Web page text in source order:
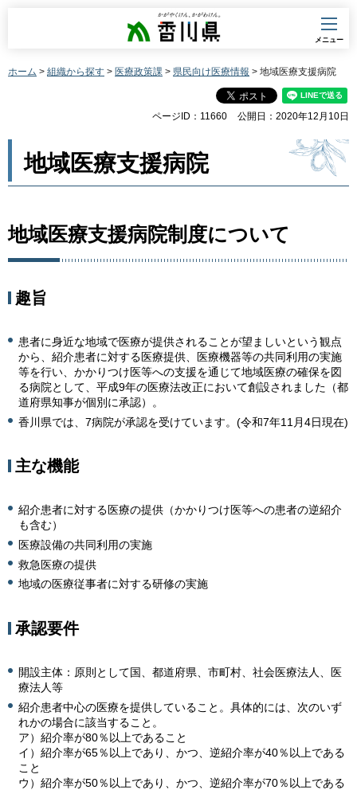
香川県
メニュー
ホーム > 組織から探す > 医療政策課 > 県民向け医療情報 > 地域医療支援病院
ページID：11660 公開日：2020年12月10日
地域医療支援病院
地域医療支援病院制度について
趣旨
患者に身近な地域で医療が提供されることが望ましいという観点
から、紹介患者に対する医療提供、医療機器等の共同利用の実施
等を行い、かかりつけ医等への支援を通じて地域医療の確保を図
る病院として、平成9年の医療法改正において創設されました（都
道府県知事が個別に承認）。
香川県では、7病院が承認を受けています。(令和7年11月4日現在)
主な機能
紹介患者に対する医療の提供（かかりつけ医等への患者の逆紹介
も含む）
医療設備の共同利用の実施
救急医療の提供
地域の医療従事者に対する研修の実施
承認要件
開設主体：原則として国、都道府県、市町村、社会医療法人、医
療法人等
紹介患者中心の医療を提供していること。具体的には、次のいず
れかの場合に該当すること。
ア）紹介率が80％以上であること
イ）紹介率が65％以上であり、かつ、逆紹介率が40％以上である
こと
ウ）紹介率が50％以上であり、かつ、逆紹介率が70％以上である